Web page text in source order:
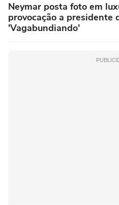
Neymar posta foto em
provocação a presidente
'Vagabundiando'